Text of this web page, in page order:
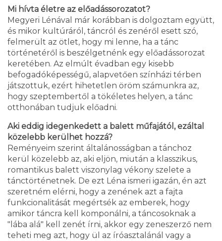
Mi hívta életre az előadássorozatot?
Megyeri Lénával már korábban is dolgoztam együtt,
és mikor kultúráról, táncról és zenéről esett szó,
felmerült az ötlet, hogy mi lenne, ha a tánc
történetéről is beszélgetnénk egy előadássorozat
keretében. Az elmúlt évadban egy kisebb
befogadóképességű, alapvetően színházi térben
játszottuk, ezért hihetetlen öröm számunkra az,
hogy szeptembertől a tökéletes helyen, a tánc
otthonában tudjuk előadni.
Aki eddig idegenkedett a balett műfajától, ezáltal
közelebb kerülhet hozzá?
Reményeim szerint általánosságban a tánchoz
kerül közelebb az, aki eljön, miután a klasszikus,
romantikus balett viszonylag vékony szelete a
tánctörténetnek. De ezt Léna ismeri igazán, én azt
szeretném elérni, hogy a zenének azt a fajta
funkcionalitását megértsék az emberek, hogy
amikor táncra kell komponálni, a táncosoknak a
"lába alá" kell zenét írni, akkor egy zeneszerző nem
teheti meg azt, hogy ül az íróasztalánál vagy a